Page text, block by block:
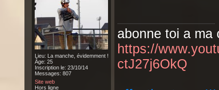
Lieu: La manche, évidemment !
Âge: 25
Inscription le: 23/10/14
Messages: 807
Site web
Hors ligne
abonne toi a ma
https://
ctJ27j6OkQ